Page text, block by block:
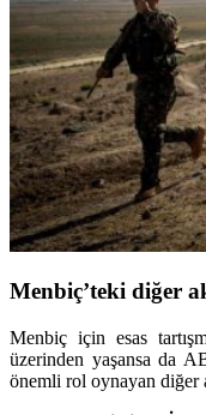
Menbiç’teki diğer
Menbiç için esas
üzerinden yaşansa da
önemli rol oynayan diğer